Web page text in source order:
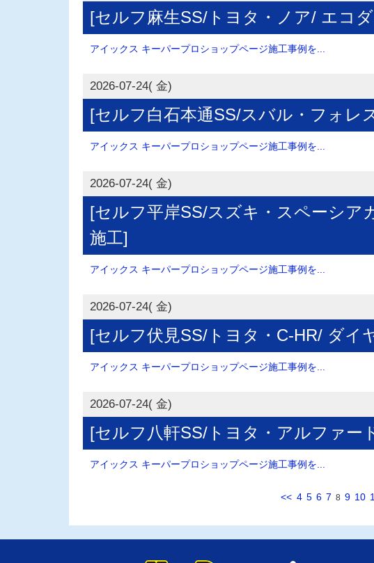
[セルフ麻生SS/トヨタ・ノア/ エコ
アイックス キーパープロショップページ施工事例を...
2026-07-24( 金)
[セルフ白石本通SS/スバル・フォレ
アイックス キーパープロショップページ施工事例を...
2026-07-24( 金)
[セルフ平岸SS/スズキ・スペーシア
施工]
アイックス キーパープロショップページ施工事例を...
2026-07-24( 金)
[セルフ伏見SS/トヨタ・C-HR/ ダイ
アイックス キーパープロショップページ施工事例を...
2026-07-24( 金)
[セルフ八軒SS/トヨタ・アルファー
アイックス キーパープロショップページ施工事例を...
<< 4 5 6 7 8 9 10